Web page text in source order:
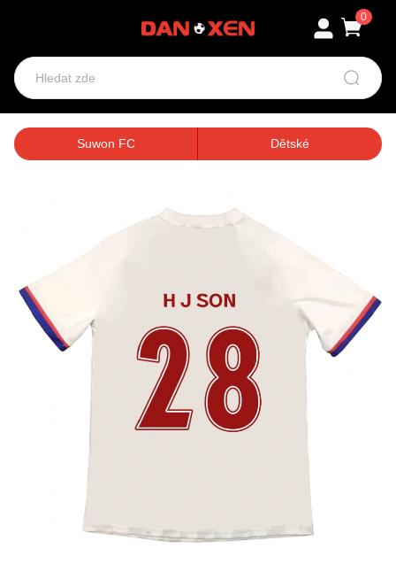
0
Suwon FC Dětské